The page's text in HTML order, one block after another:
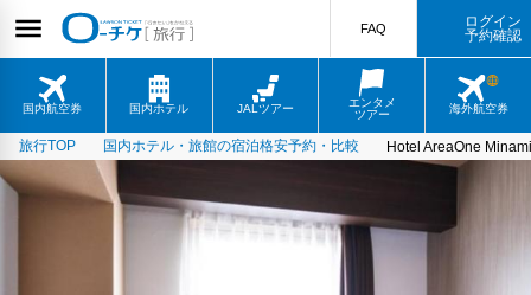
国内航空券 国内ホテル JALツアー
エンタメ
ツアー
海外航空券
FAQ
ログイン
予約確認
旅行TOP 国内ホテル・旅館の宿泊格安予約・比較 Hotel AreaOne